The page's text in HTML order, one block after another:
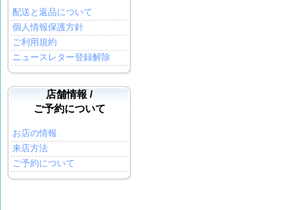
配送と返品について
個人情報保護方針
ご利用規約
ニュースレター登録解除
店舗情報 /
ご予約について
お店の情報
来店方法
ご予約について